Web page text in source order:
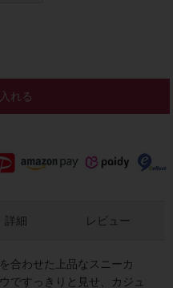
れる
合わせた上品なスニーカ
ですっきりと見せ、カジュ
詳細 レビュー